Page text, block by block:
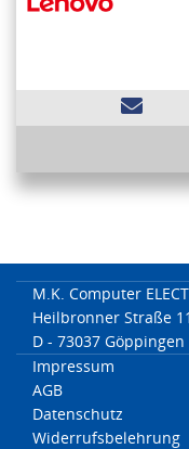
M.K. Computer
Heilbronner Straße 11
D - 73037 Göppingen
Impressum
AGB
Datenschutz
Widerrufsbelehrung